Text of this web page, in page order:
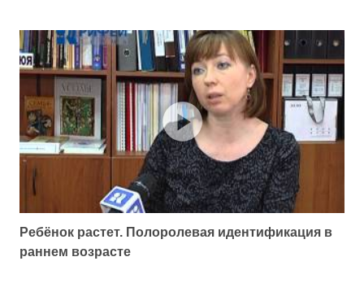
Ребёнок растет. Полоролевая идентификация в
раннем возрасте